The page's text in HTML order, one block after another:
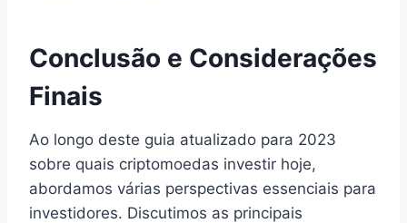
Conclusão e Considerações
Finais
Ao longo deste guia atualizado para 2023
sobre quais criptomoedas investir hoje,
abordamos várias perspectivas essenciais para
investidores. Discutimos as principais